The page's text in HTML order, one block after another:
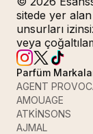
sitede yer
unsurları
veya
Parfüm
AGENT
AMOUAGE
ATKİNSONS
AJMAL